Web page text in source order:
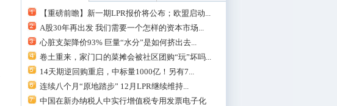
【重磅前瞻】新一期LPR报价将公布；欧盟启动...
A股30年再出发 我们需要一个怎样的资本市场...
心脏支架降价93% 巨量“水分”是如何挤出去...
卷土重来，家门口的菜摊会被社区团购“玩”坏吗...
14天期逆回购重启，中标量1000亿！另有7...
连续八个月“原地踏步” 12月LPR继续维持...
中国在新办纳税人中实行增值税专用发票电子化